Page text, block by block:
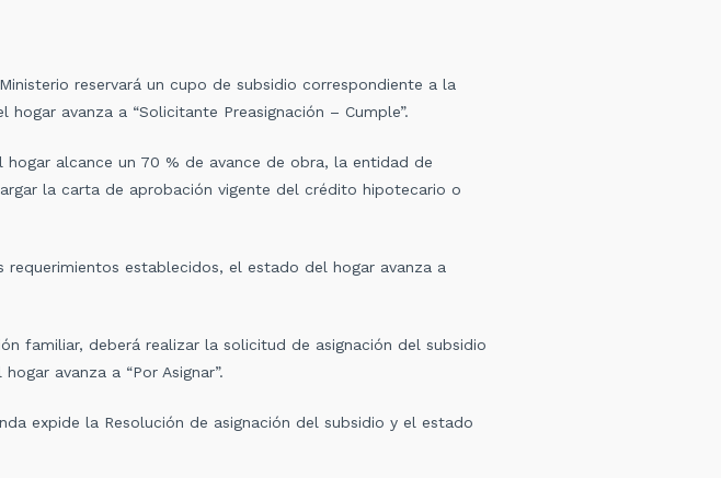
reservará un cupo de subsidio correspondiente a la
hogar avanza a “Solicitante Preasignación – Cumple”.
alcance un 70 % de avance de obra, la entidad de
la carta de aprobación vigente del crédito hipotecario o
establecidos, el estado del hogar avanza a
deberá realizar la solicitud de asignación del subsidio
avanza a “Por Asignar”.
expide la Resolución de asignación del subsidio y el estado